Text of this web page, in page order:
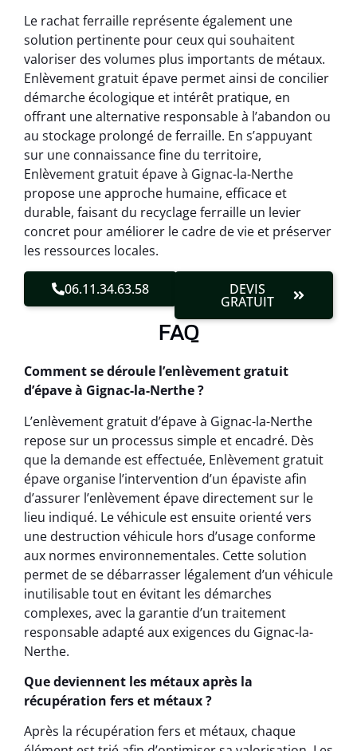
Le rachat ferraille représente également une
solution pertinente pour ceux qui souhaitent
valoriser des volumes plus importants de métaux.
Enlèvement gratuit épave permet ainsi de concilier
démarche écologique et intérêt pratique, en
offrant une alternative responsable à l’abandon ou
au stockage prolongé de ferraille. En s’appuyant
sur une connaissance fine du territoire,
Enlèvement gratuit épave à Gignac-la-Nerthe
propose une approche humaine, efficace et
durable, faisant du recyclage ferraille un levier
concret pour améliorer le cadre de vie et préserver
les ressources locales.
06.11.34.63.58 DEVIS
GRATUIT
FAQ
Comment se déroule l’enlèvement gratuit
d’épave à Gignac-la-Nerthe ?
L’enlèvement gratuit d’épave à Gignac-la-Nerthe
repose sur un processus simple et encadré. Dès
que la demande est effectuée, Enlèvement gratuit
épave organise l’intervention d’un épaviste afin
d’assurer l’enlèvement épave directement sur le
lieu indiqué. Le véhicule est ensuite orienté vers
une destruction véhicule hors d’usage conforme
aux normes environnementales. Cette solution
permet de se débarrasser légalement d’un véhicule
inutilisable tout en évitant les démarches
complexes, avec la garantie d’un traitement
responsable adapté aux exigences du Gignac-la-
Nerthe.
Que deviennent les métaux après la
récupération fers et métaux ?
Après la récupération fers et métaux, chaque